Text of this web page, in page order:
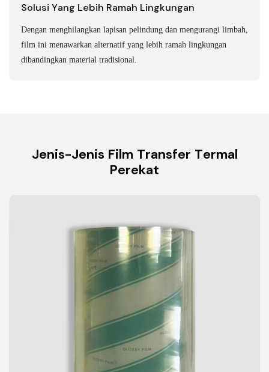
Solusi Yang Lebih Ramah Lingkungan
Dengan menghilangkan lapisan pelindung dan mengurangi limbah,
film ini menawarkan alternatif yang lebih ramah lingkungan
dibandingkan material tradisional.
Jenis-Jenis Film Transfer Termal
Perekat